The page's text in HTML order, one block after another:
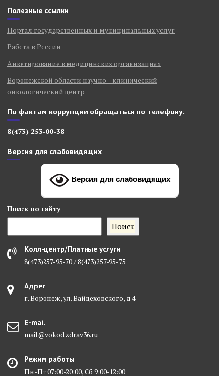
Полезные ссылки
Портал государственных и муниципальных услуг
Работа в России
Анкетирование в медицинских организациях
Воронежской области научно – клинический
онкологический центр
По фактам коррупции обращаться по телефону:
8(473) 253-00-38
Версия для слабовидящих
Версия для слабовидящих
Поиск по сайту
Поиск
Колл-центр/Платные услуги
8(473)257-95-70 / 8(473)257-95-75
Адрес
г. Воронеж, ул. Вайцеховского, д 4
E-mail
mail@vokod.zdrav36.ru
Режим работы
Пн-Пт 07:00-20:00, Сб 9:00-12:00